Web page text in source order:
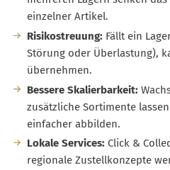
einzelner Artikel.
Risikostreuung: Fällt ein
Störung oder Überlastung),
übernehmen.
Bessere Skalierbarkeit:
zusätzliche Sortimente
einfacher abbilden.
Lokale Services: Click &
regionale Zustellkonzepte